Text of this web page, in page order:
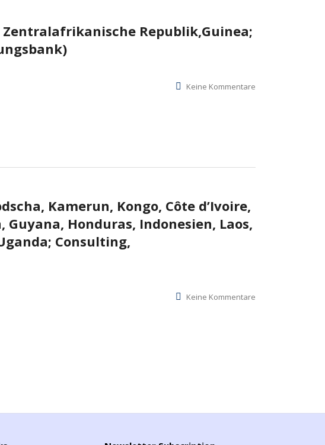
Republik,Guinea;
Keine Kommentare
Kamerun, Kongo, Côte d’Ivoire,
Honduras, Indonesien, Laos,
Consulting,
Keine Kommentare